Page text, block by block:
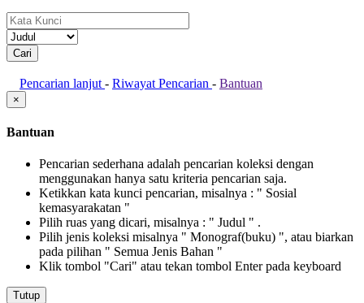
Pencarian lanjut - Riwayat Pencarian - Bantuan
×
Bantuan
Pencarian sederhana adalah pencarian koleksi dengan
menggunakan hanya satu kriteria pencarian saja.
Ketikkan kata kunci pencarian, misalnya : " Sosial
kemasyarakatan "
Pilih ruas yang dicari, misalnya : " Judul " .
Pilih jenis koleksi misalnya " Monograf(buku) ", atau biarkan
pada pilihan " Semua Jenis Bahan "
Klik tombol "Cari" atau tekan tombol Enter pada keyboard
Tutup